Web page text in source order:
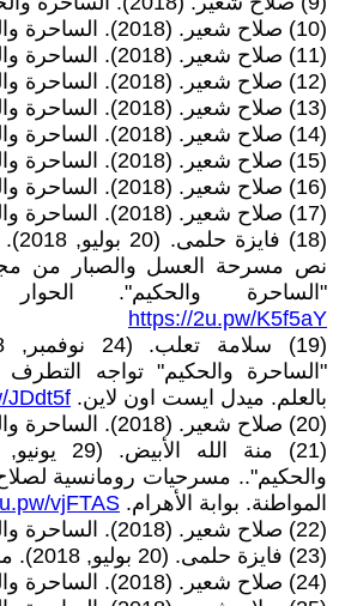
(10) صلاح شعير. (2018). الساحرة والحكيم. ص 178
(11) صلاح شعير. (2018). الساحرة والحكيم. ص 165
(12) صلاح شعير. (2018). الساحرة والحكيم. ص 14
(13) صلاح شعير. (2018). الساحرة والحكيم. ص 10
(14) صلاح شعير. (2018). الساحرة والحكيم. ص 28
(15) صلاح شعير. (2018). الساحرة والحكيم. ص 34
(16) صلاح شعير. (2018). الساحرة والحكيم. ص 172
(17) صلاح شعير. (2018). الساحرة والحكيم. ص 34
(18)
نص مسرحة العسل والصبار من
"الساحرة والحكيم". الحوار
https://2u.pw/K5f5aY
"الساحرة والحكيم" تواجه التطرف
بالعلم. ميدل ايست اون لاين. JDdt5f
(20) صلاح شعير. (2018). الساحرة والحكيم. ص 173
والحكيم".. مسرحيات رومانسية
المواطنة. بوابة الأهرام. vjFTAS
(22) صلاح شعير. (2018). الساحرة والحكيم. ص 8
(23) فايزة حلمى. (20 بوليو, 2018). مرجع سابق
(24) صلاح شعير. (2018). الساحرة والحكيم. ص 181